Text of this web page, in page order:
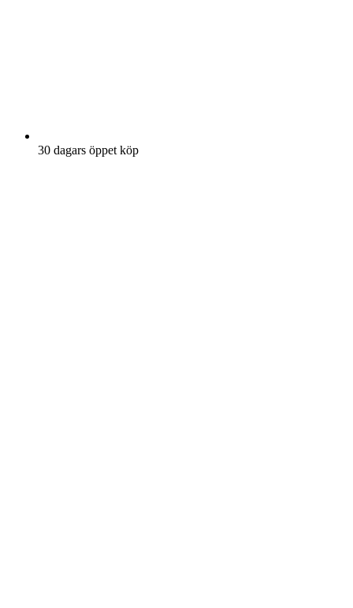
30 dagars öppet köp